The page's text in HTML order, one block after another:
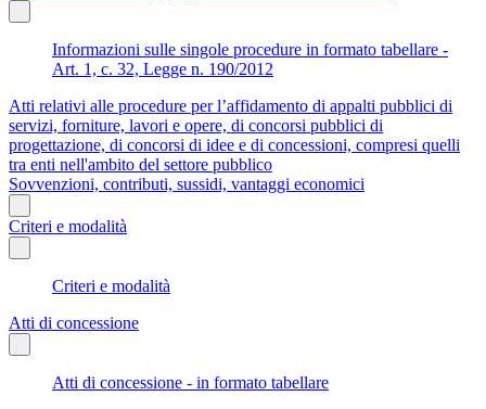
Informazioni sulle singole procedure in formato tabellare -
Art. 1, c. 32, Legge n. 190/2012
Atti relativi alle procedure per l’affidamento di appalti pubblici di
servizi, forniture, lavori e opere, di concorsi pubblici di
progettazione, di concorsi di idee e di concessioni, compresi quelli
tra enti nell'ambito del settore pubblico
Sovvenzioni, contributi, sussidi, vantaggi economici
Criteri e modalità
Criteri e modalità
Atti di concessione
Atti di concessione - in formato tabellare